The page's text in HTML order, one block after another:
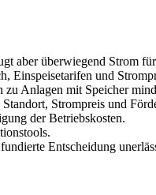
aber überwiegend Strom
Einspeisetarifen und
Anlagen mit Speicher
Strompreis und
der Betriebskosten.
Entscheidung